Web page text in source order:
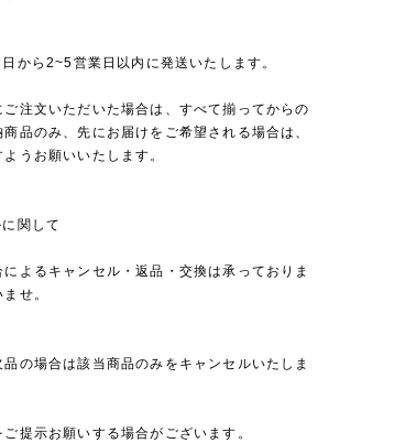
から2~5営業日以内に発送いたします。
注文いただいた場合は、すべて揃ってからの
品のみ、先にお届けをご希望される場合は、
うお願いいたします。
関して
よるキャンセル・返品・交換は承っておりま
せ。
の場合は該当商品のみをキャンセルいたしま
提示お願いする場合がございます。